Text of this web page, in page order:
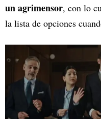
un agrimensor, con lo
la lista de opciones